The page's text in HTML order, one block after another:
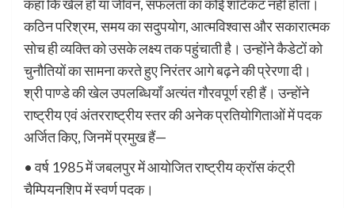
कहा कि खेल हो या जीवन, सफलता का कोई शॉर्टकट नहीं होता।
कठिन परिश्रम, समय का सदुपयोग, आत्मविश्वास और सकारात्मक
सोच ही व्यक्ति को उसके लक्ष्य तक पहुंचाती है। उन्होंने कैडेटों को
चुनौतियों का सामना करते हुए निरंतर आगे बढ़ने की प्रेरणा दी।
श्री पाण्डे की खेल उपलब्धियाँ अत्यंत गौरवपूर्ण रही हैं। उन्होंने
राष्ट्रीय एवं अंतरराष्ट्रीय स्तर की अनेक प्रतियोगिताओं में पदक
अर्जित किए, जिनमें प्रमुख हैं—
• वर्ष 1985 में जबलपुर में आयोजित राष्ट्रीय क्रॉस कंट्री
चैम्पियनशिप में स्वर्ण पदक।